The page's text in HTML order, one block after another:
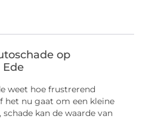
op
weet hoe frustrerend
het nu gaat om een kleine
kan de waarde van